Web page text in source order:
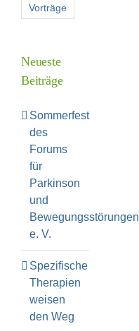
Vorträge
Neueste
Beiträge
Sommerfest
des
Forums
für
Parkinson
und
Bewegungsstörungen
e. V.
Spezifische
Therapien
weisen
den Weg